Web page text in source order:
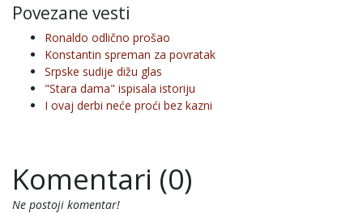
Povezane vesti
Ronaldo odlično prošao
Konstantin spreman za povratak
Srpske sudije dižu glas
"Stara dama" ispisala istoriju
I ovaj derbi neće proći bez kazni
Komentari (0)
Ne postoji komentar!